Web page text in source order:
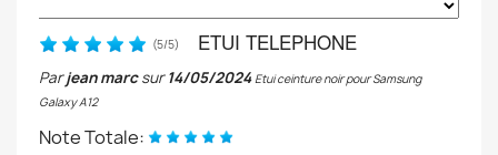
(5/5) ETUI TELEPHONE
Parjean marcsur14/05/2024 Etui ceinture noir pour Samsung
Galaxy A12
Note Totale: